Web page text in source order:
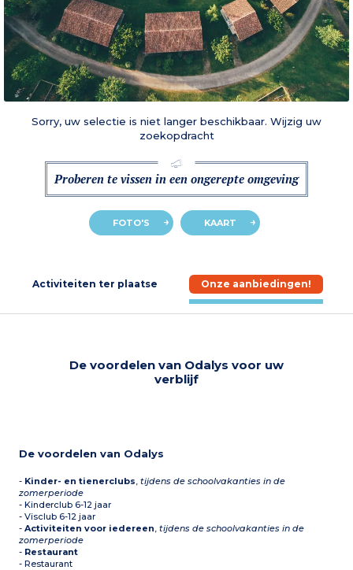
Sorry, uw selectie is niet langer beschikbaar. Wijzig uw
zoekopdracht
Proberen te vissen in een ongerepte omgeving
FOTO'S KAART
Activiteiten ter plaatse Onze aanbiedingen!
De voordelen van Odalys voor uw
verblijf
De voordelen van Odalys
- Kinder- en tienerclubs ,tijdens de schoolvakanties in de
zomerperiode
- Kinderclub 6-12 jaar
- Visclub 6-12 jaar
-Activiteiten voor iedereen ,tijdens de schoolvakanties in de
zomerperiode
- Restaurant
- Restaurant